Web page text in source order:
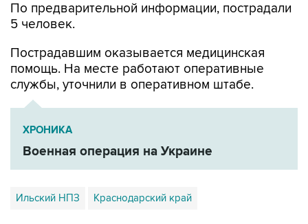
По предварительной информации, пострадали
5 человек.
Пострадавшим оказывается медицинская
помощь. На месте работают оперативные
службы, уточнили в оперативном штабе.
ХРОНИКА
Военная операция на Украине
Ильский НПЗ Краснодарский край